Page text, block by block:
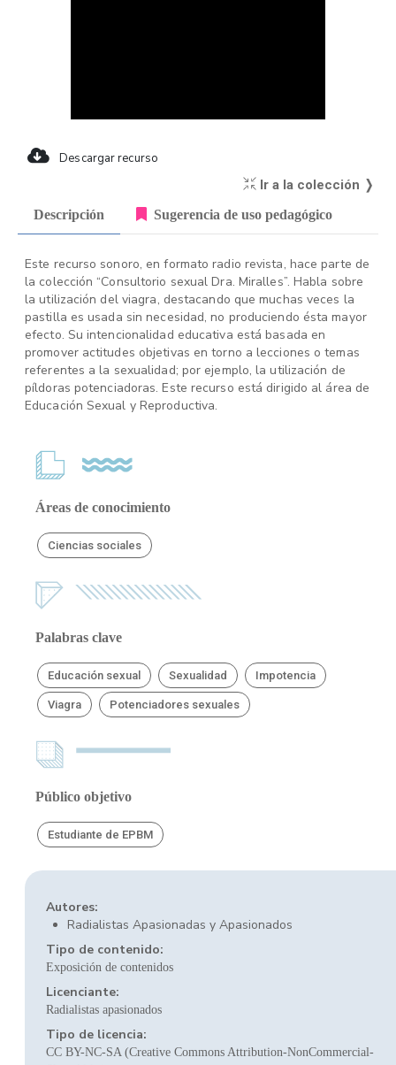
Descargar recurso
Ir a la colección ❭
Descripción Sugerencia de uso pedagógico
Este recurso sonoro, en formato radio revista, hace parte de
la colección “Consultorio sexual Dra. Miralles”. Habla sobre
la utilización del viagra, destacando que muchas veces la
pastilla es usada sin necesidad, no produciendo ésta mayor
efecto. Su intencionalidad educativa está basada en
promover actitudes objetivas en torno a lecciones o temas
referentes a la sexualidad; por ejemplo, la utilización de
píldoras potenciadoras. Este recurso está dirigido al área de
Educación Sexual y Reproductiva.
Áreas de conocimiento
Ciencias sociales
Palabras clave
Educación sexual Sexualidad Impotencia
Viagra Potenciadores sexuales
Público objetivo
Estudiante de EPBM
Autores:
Radialistas Apasionadas y Apasionados
Tipo de contenido:
Exposición de contenidos
Licenciante:
Radialistas apasionados
Tipo de licencia:
CC BY-NC-SA (Creative Commons Attribution-NonCommercial-